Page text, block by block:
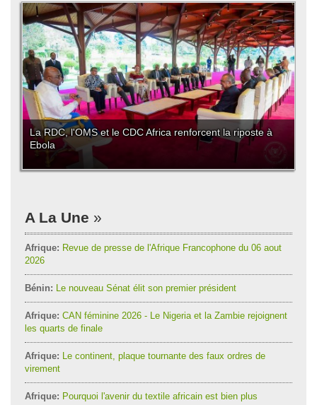
La RDC, l'OMS et le CDC Africa renforcent la riposte à
Ebola
A La Une
Afrique: Revue de presse de l'Afrique Francophone du 06 aout
2026
Bénin: Le nouveau Sénat élit son premier président
Afrique: CAN féminine 2026 - Le Nigeria et la Zambie rejoignent
les quarts de finale
Afrique: Le continent, plaque tournante des faux ordres de
virement
Afrique: Pourquoi l'avenir du textile africain est bien plus